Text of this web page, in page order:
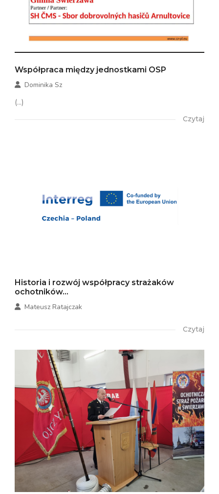
Współpraca między jednostkami OSP
Dominika Sz
(...)
Czytaj
Historia i rozwój współpracy strażaków
ochotników...
Mateusz Ratajczak
Czytaj